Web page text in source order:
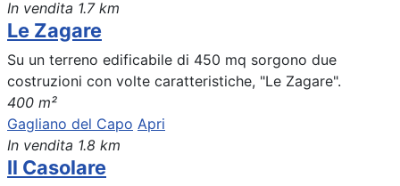
In vendita 1.7 km
Le Zagare
Su un terreno edificabile di 450 mq sorgono due
costruzioni con volte caratteristiche, "Le Zagare".
400 m²
Gagliano del Capo Apri
In vendita 1.8 km
Il Casolare